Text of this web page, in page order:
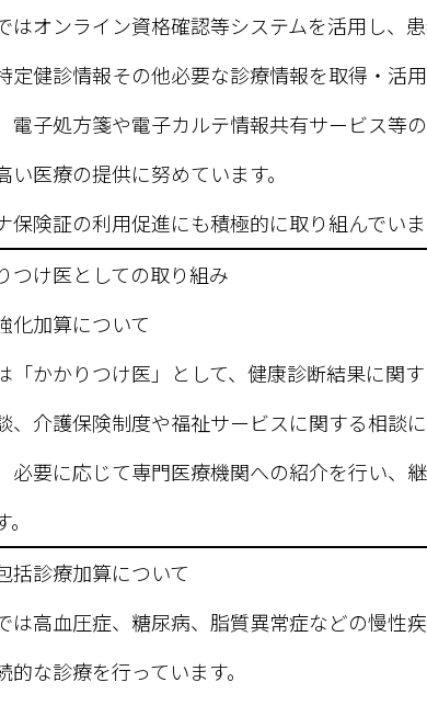
はオンライン資格確認等システムを活用し、
定健診情報その他必要な診療情報を取得・活
電子処方箋や電子カルテ情報共有サービス等
い医療の提供に努めています。
保険証の利用促進にも積極的に取り組んでいま
つけ医としての取り組み
化加算について
「かかりつけ医」として、健康診断結果に関
、介護保険制度や福祉サービスに関する相談に
必要に応じて専門医療機関への紹介を行い、
括診療加算について
は高血圧症、糖尿病、脂質異常症などの慢性
的な診療を行っています。